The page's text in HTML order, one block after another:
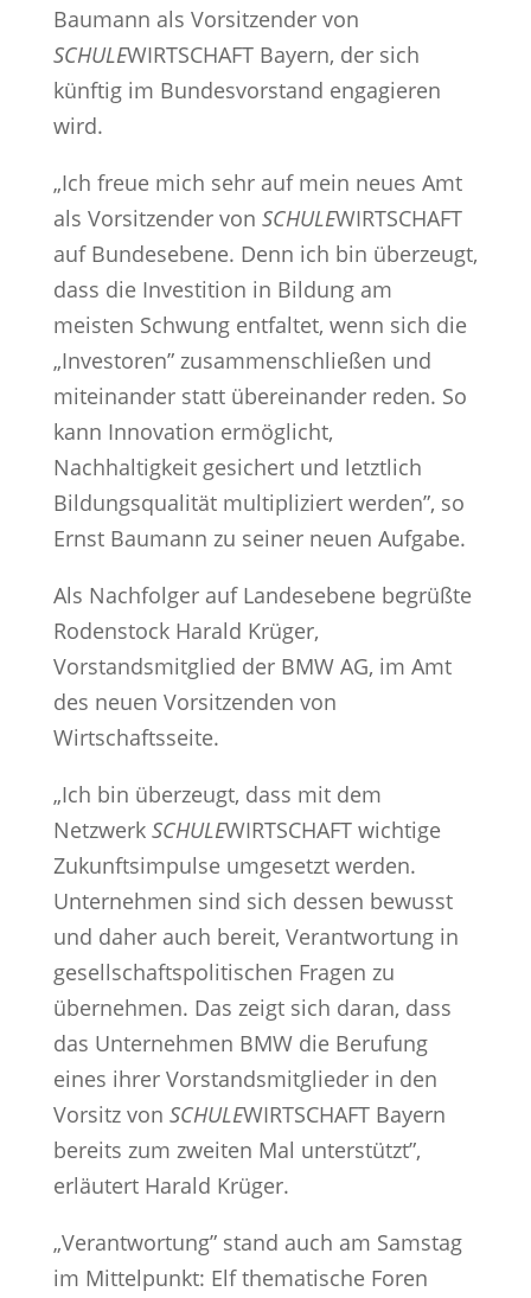
Baumann als Vorsitzender von
SCHULEWIRTSCHAFT Bayern, der sich
künftig im Bundesvorstand engagieren
wird.
„Ich freue mich sehr auf mein neues Amt
als Vorsitzender von SCHULEWIRTSCHAFT
auf Bundesebene. Denn ich bin überzeugt,
dass die Investition in Bildung am
meisten Schwung entfaltet, wenn sich die
„Investoren” zusammenschließen und
miteinander statt übereinander reden. So
kann Innovation ermöglicht,
Nachhaltigkeit gesichert und letztlich
Bildungsqualität multipliziert werden”, so
Ernst Baumann zu seiner neuen Aufgabe.
Als Nachfolger auf Landesebene begrüßte
Rodenstock Harald Krüger,
Vorstandsmitglied der BMW AG, im Amt
des neuen Vorsitzenden von
Wirtschaftsseite.
„Ich bin überzeugt, dass mit dem
Netzwerk SCHULEWIRTSCHAFT wichtige
Zukunftsimpulse umgesetzt werden.
Unternehmen sind sich dessen bewusst
und daher auch bereit, Verantwortung in
gesellschaftspolitischen Fragen zu
übernehmen. Das zeigt sich daran, dass
das Unternehmen BMW die Berufung
eines ihrer Vorstandsmitglieder in den
Vorsitz von SCHULEWIRTSCHAFT Bayern
bereits zum zweiten Mal unterstützt”,
erläutert Harald Krüger.
„Verantwortung” stand auch am Samstag
im Mittelpunkt: Elf thematische Foren